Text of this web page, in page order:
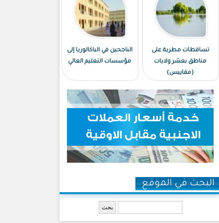
تساقطات مطرية على
مناطق بعشر ولايات
(مقاييس)
الناجحين في الباكالوريا إلى
مؤسسات التعليم العالي
البحث في الموقع